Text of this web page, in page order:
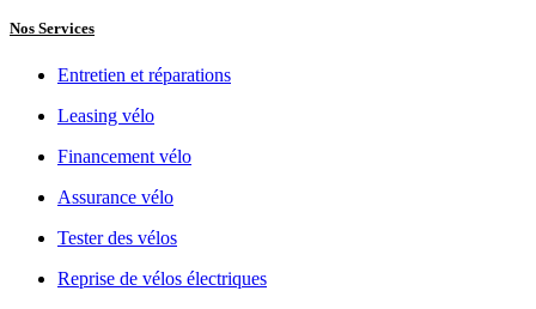
Nos Services
Entretien et réparations
Leasing vélo
Financement vélo
Assurance vélo
Tester des vélos
Reprise de vélos électriques